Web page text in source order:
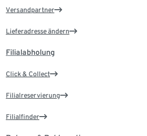
Versandpartner
Lieferadresse ändern
Filialabholung
Click & Collect
Filialreservierung
Filialfinder